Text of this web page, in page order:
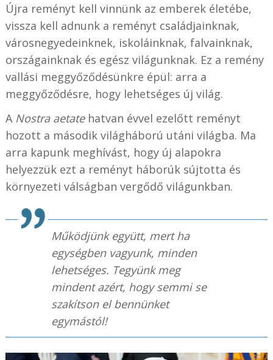
Újra reményt kell vinnünk az emberek életébe,
vissza kell adnunk a reményt családjainknak,
városnegyedeinknek, iskoláinknak, falvainknak,
országainknak és egész világunknak. Ez a remény
vallási meggyőződésünkre épül: arra a
meggyőződésre, hogy lehetséges új világ.
A Nostra aetatehatvan évvel ezelőtt reményt
hozott a második világháború utáni világba. Ma
arra kapunk meghívást, hogy új alapokra
helyezzük ezt a reményt háborúk sújtotta és
környezeti válságban vergődő világunkban.
Működjünk együtt, mert ha
egységben vagyunk, minden
lehetséges. Tegyünk meg
mindent azért, hogy semmi se
szakítson el bennünket
egymástól!